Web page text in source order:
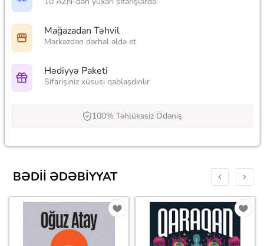
Mağazadan Təhvil
Mərkəzdən dərhal əldə et
Hədiyyə Paketi
Sifarişiniz xüsusi qablaşdırılır
100% Təhlükəsiz Ödəniş
BƏDII ƏDƏBIYYAT